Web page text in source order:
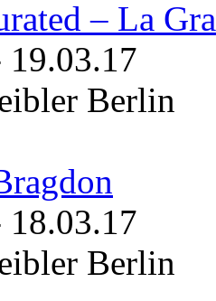
– La
19.03.17
Berlin
18.03.17
Berlin